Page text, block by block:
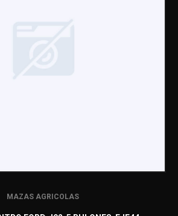
MAZAS AGRICOLAS